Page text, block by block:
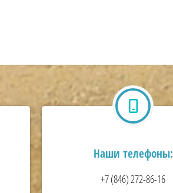
Наши телефоны:
+7 (846) 272-86-16